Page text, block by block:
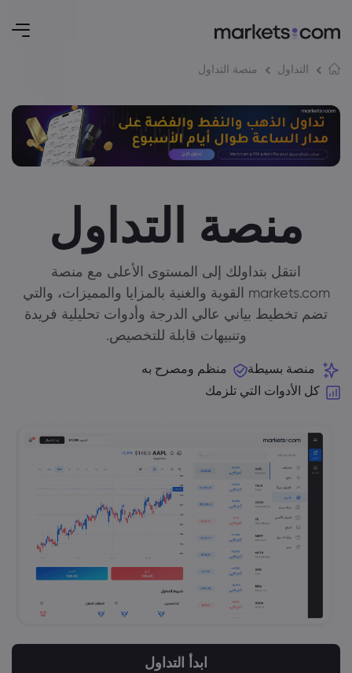
التداول منصة التداول
منصة التداول
انتقل بتداولك إلى المستوى الأعلى مع منصة
markets.com القوية والغنية بالمزايا والمميزات، والتي
تضم تخطيط بياني عالي الدرجة وأدوات تحليلية فريدة
وتنبيهات قابلة للتخصيص.
منصة بسيطة
منظم ومصرح به
كل الأدوات التي تلزمك
ابدأ التداول